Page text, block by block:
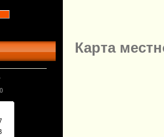
0
Карта